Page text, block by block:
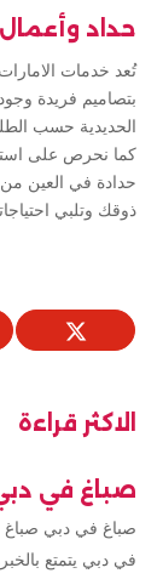
حداد
تُعد خدمات
بتصاميم فريدة
الحديدية حسب
كما نحرص على
حدادة في العين
ذوقك وتلبي
الاكثر قراءة
صباغ في
صباغ في دبي
في دبي يتمتع